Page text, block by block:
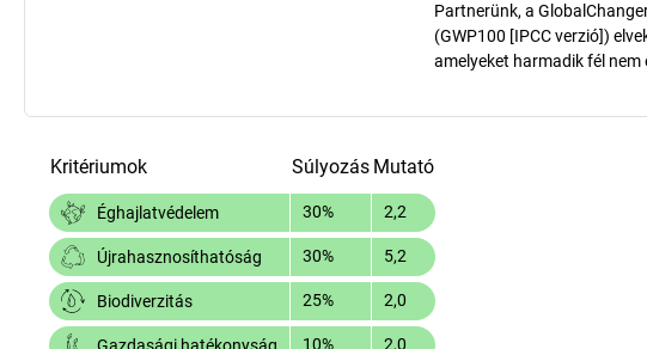
Partnerünk, a
(GWP100 [IPCC verzió])
amelyeket harmadik fél
Kritériumok Súlyozás Mutató
Éghajlatvédelem 30% 2,2
Újrahasznosíthatóság 30% 5,2
Biodiverzitás 25% 2,0
Gazdasági hatékonyság 10% 2,0